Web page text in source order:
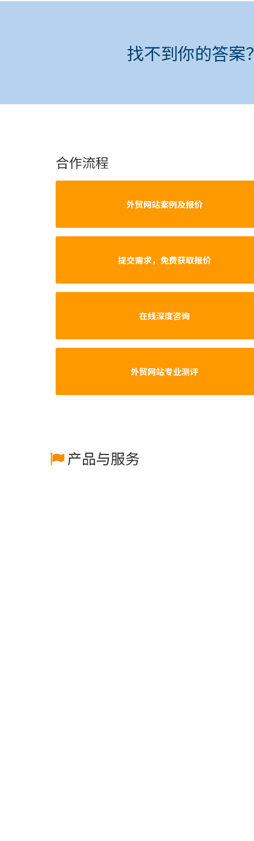
找不到你的答案？
合作流程
外贸网站案例及报价
提交需求，免费获取报价
在线深度咨询
外贸网站专业测评
产品与服务